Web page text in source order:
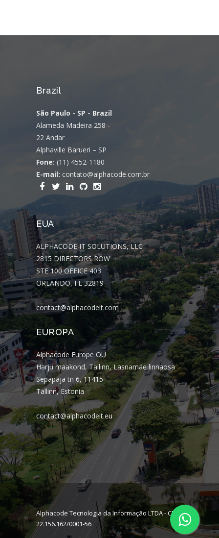
Brazil
São Paulo - SP - Brazil
Alameda Madeira 258 -
22 Andar
Alphaville Barueri – SP
Fone: (11) 4552-1180
E-mail: contato@alphacode.com.br
EUA
ALPHACODE IT SOLUTIONS, LLC
2815 DIRECTORS ROW
STE 100 OFFICE 403
ORLANDO, FL 32819
contact@alphacodeit.com
EUROPA
Alphacode Europe OÜ
Harju maakond, Tallinn, Lasnamäe linnaosa
Sepapaja tn 6, 11415
Tallinn, Estonia
contact@alphacodeit.eu
Alphacode Tecnologia da Informação LTDA - CNPJ:
22.156.162/0001-56